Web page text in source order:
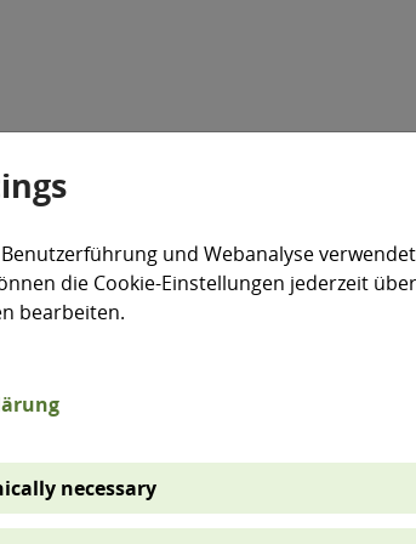
Veranstaltungen
und Wirtschaft emas
ist ein freiwilliges, weltweit gültiges
und Webanalyse
die Cookie-Einstellungen jederzeit
bearbeiten.
necessary